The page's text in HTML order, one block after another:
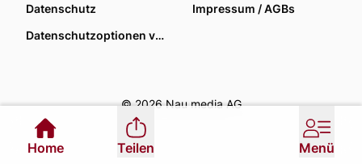
Datenschutz
Impressum / AGBs
Datenschutzoptionen verwalten
© 2026 Nau media AG
Home Teilen Menü